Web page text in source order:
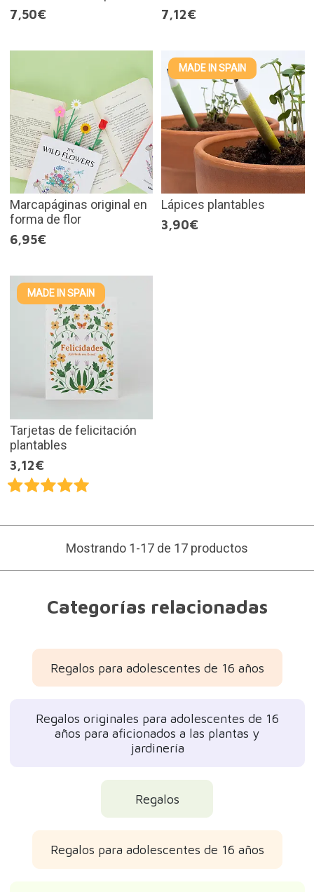
7,50€
7,12€
Marcapáginas original en
forma de flor
6,95€
MADE IN SPAIN
Lápices plantables
3,90€
MADE IN SPAIN
Tarjetas de felicitación
plantables
3,12€
Mostrando 1-17 de 17 productos
Categorías relacionadas
Regalos para adolescentes de 16 años
Regalos originales para adolescentes de 16
años para aficionados a las plantas y
jardinería
Regalos
Regalos para adolescentes de 16 años